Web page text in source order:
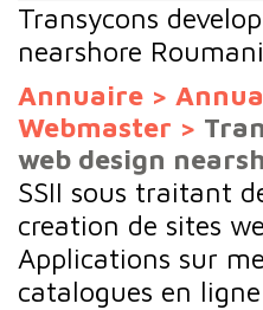
Transycons
nearshore
Annuaire >
Webmaster >
web design
SSII sous traitant
creation de sites
Applications sur
catalogues en ligne